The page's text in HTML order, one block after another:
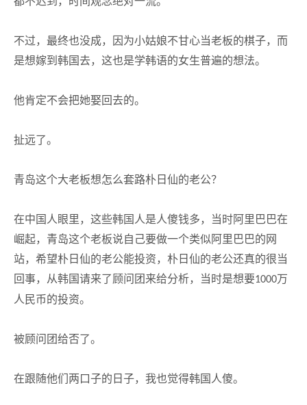
不过，最终也没成，因为小姑娘不甘心当老板的棋子，而
是想嫁到韩国去，这也是学韩语的女生普遍的想法。
他肯定不会把她娶回去的。
扯远了。
青岛这个大老板想怎么套路朴日仙的老公？
在中国人眼里，这些韩国人是人傻钱多，当时阿里巴巴在
崛起，青岛这个老板说自己要做一个类似阿里巴巴的网
站，希望朴日仙的老公能投资，朴日仙的老公还真的很当
回事，从韩国请来了顾问团来给分析，当时是想要1000万
人民币的投资。
被顾问团给否了。
在跟随他们两口子的日子，我也觉得韩国人傻。